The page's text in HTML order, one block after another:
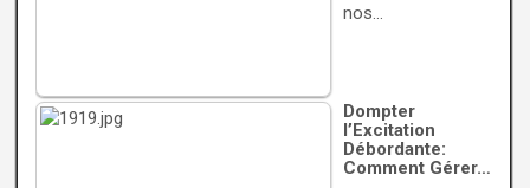
nos…
Dompter
l’Excitation
Débordante:
Comment Gérer…